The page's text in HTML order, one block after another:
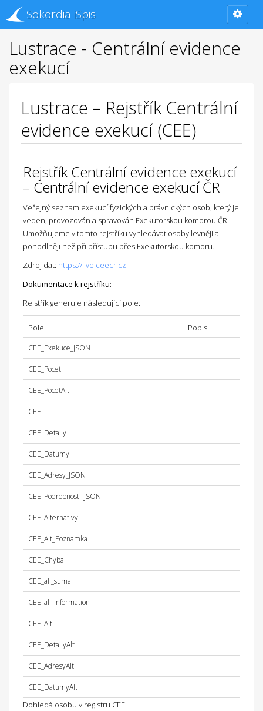
Sokordia iSpis
Lustrace - Centrální evidence
exekucí
Lustrace – Rejstřík Centrální
evidence exekucí (CEE)
Rejstřík Centrální evidence exekucí
– Centrální evidence exekucí ČR
Veřejný seznam exekucí fyzických a právnických osob, který je
veden, provozován a spravován Exekutorskou komorou ČR.
Umožňujeme v tomto rejstříku vyhledávat osoby levněji a
pohodlněji než při přístupu přes Exekutorskou komoru.
Zdroj dat: https://live.ceecr.cz
Dokumentace k rejstříku:
Rejstřík generuje následující pole:
Pole Popis
CEE_Exekuce_JSON
CEE_Pocet
CEE_PocetAlt
CEE
CEE_Detaily
CEE_Datumy
CEE_Adresy_JSON
CEE_Podrobnosti_JSON
CEE_Alternativy
CEE_Alt_Poznamka
CEE_Chyba
CEE_all_suma
CEE_all_information
CEE_Alt
CEE_DetailyAlt
CEE_AdresyAlt
CEE_DatumyAlt
Dohledá osobu v registru CEE.